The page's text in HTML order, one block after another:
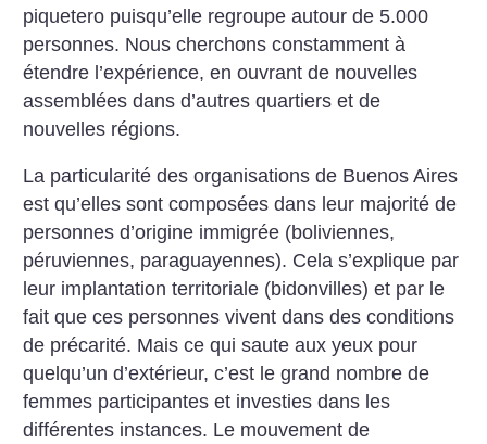
piquetero puisqu’elle regroupe autour de 5.000
personnes. Nous cherchons constamment à
étendre l’expérience, en ouvrant de nouvelles
assemblées dans d’autres quartiers et de
nouvelles régions.
La particularité des organisations de Buenos Aires
est qu’elles sont composées dans leur majorité de
personnes d’origine immigrée (boliviennes,
péruviennes, paraguayennes). Cela s’explique par
leur implantation territoriale (bidonvilles) et par le
fait que ces personnes vivent dans des conditions
de précarité. Mais ce qui saute aux yeux pour
quelqu’un d’extérieur, c’est le grand nombre de
femmes participantes et investies dans les
différentes instances. Le mouvement de